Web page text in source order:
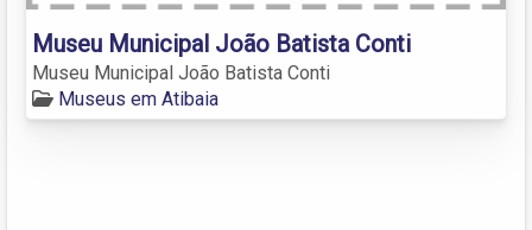
Museu Municipal João Batista Conti
Museu Municipal João Batista Conti
Museus em Atibaia